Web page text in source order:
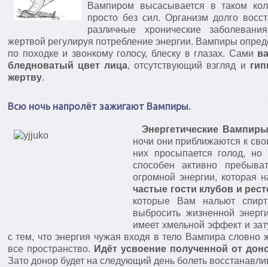
Вампиром высасывается в таком
просто без сил. Организм долго
различные хронические
жертвой регулируя потребление энергии. Вампиры
по походке и звонкому голосу, блеску в глазах. Сами
бледноватый цвет лица, отсутствующий взгляд и
жертву.
Всю ночь напролёт зажигают Вампиры.
Энергетические
ночи они приближаются к
них просыпается голод,
способен активно
огромной энергии, которая
частые гости клубов и
которые Вам нальют
выбросить жизненной
имеет хмельной эффект и
с тем, что энергия чужая входя в тело Вампира словно
все пространство. Идёт усвоение полученной от
Зато донор будет на следующий день болеть